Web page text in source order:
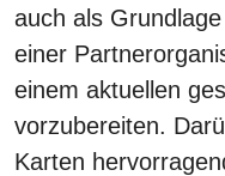
auch als
einer
einem aktuellen
vorzubereiten.
Karten